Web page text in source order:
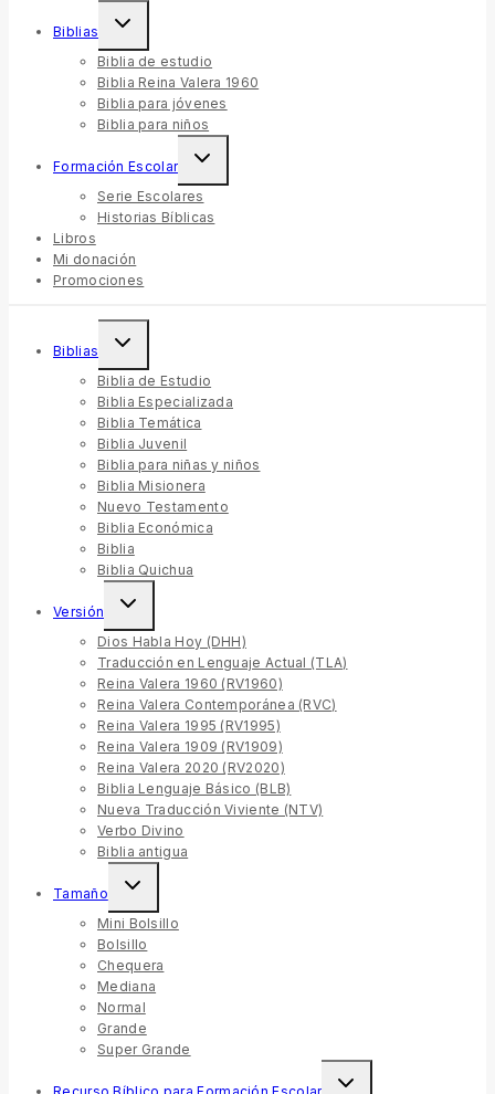
Biblias
Biblia de estudio
Biblia Reina Valera 1960
Biblia para jóvenes
Biblia para niños
Formación Escolar
Serie Escolares
Historias Bíblicas
Libros
Mi donación
Promociones
Biblias
Biblia de Estudio
Biblia Especializada
Biblia Temática
Biblia Juvenil
Biblia para niñas y niños
Biblia Misionera
Nuevo Testamento
Biblia Económica
Biblia
Biblia Quichua
Versión
Dios Habla Hoy (DHH)
Traducción en Lenguaje Actual (TLA)
Reina Valera 1960 (RV1960)
Reina Valera Contemporánea (RVC)
Reina Valera 1995 (RV1995)
Reina Valera 1909 (RV1909)
Reina Valera 2020 (RV2020)
Biblia Lenguaje Básico (BLB)
Nueva Traducción Viviente (NTV)
Verbo Divino
Biblia antigua
Tamaño
Mini Bolsillo
Bolsillo
Chequera
Mediana
Normal
Grande
Super Grande